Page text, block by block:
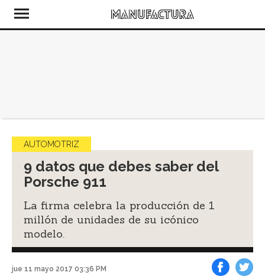
AUTOMOTRIZ
9 datos que debes saber del
Porsche 911
La firma celebra la producción de 1
millón de unidades de su icónico
modelo.
jue 11 mayo 2017 03:36 PM